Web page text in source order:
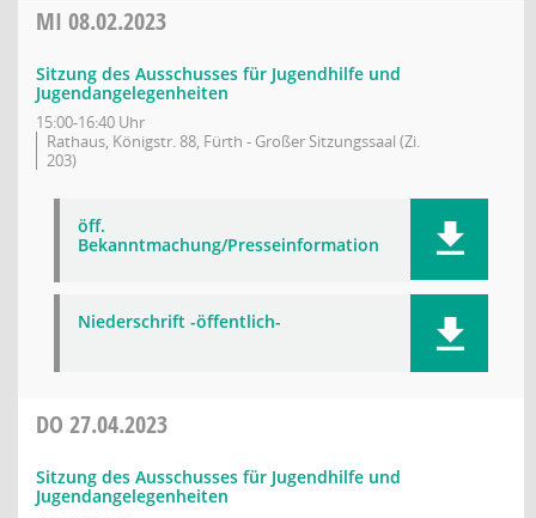
MI 08.02.2023
Sitzung des Ausschusses für Jugendhilfe und
Jugendangelegenheiten
15:00-16:40 Uhr
Rathaus, Königstr. 88, Fürth - Großer Sitzungssaal (Zi.
203)
öff.
Bekanntmachung/Presseinformation
Niederschrift -öffentlich-
DO 27.04.2023
Sitzung des Ausschusses für Jugendhilfe und
Jugendangelegenheiten